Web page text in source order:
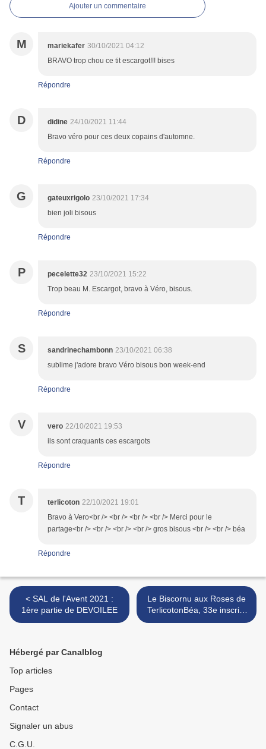
Ajouter un commentaire
M mariekafer 30/10/2021 04:12
BRAVO trop chou ce tit escargot!!! bises
Répondre
D didine 24/10/2021 11:44
Bravo véro pour ces deux copains d'automne.
Répondre
G gateuxrigolo 23/10/2021 17:34
bien joli bisous
Répondre
P pecelette32 23/10/2021 15:22
Trop beau M. Escargot, bravo à Véro, bisous.
Répondre
S sandrinechambonn 23/10/2021 06:38
sublime j'adore bravo Véro bisous bon week-end
Répondre
V vero 22/10/2021 19:53
ils sont craquants ces escargots
Répondre
T terlicoton 22/10/2021 19:01
Bravo à Vero<br /> <br /> <br /> <br /> Merci pour le
partage<br /> <br /> <br /> <br /> gros bisous <br /> <br /> béa
Répondre
< SAL de l'Avent 2021 :
1ère partie de DEVOILEE
Le Biscornu aux Roses de
TerlicotonBéa, 33e inscrite
>
Hébergé par Canalblog
Top articles
Pages
Contact
Signaler un abus
C.G.U.